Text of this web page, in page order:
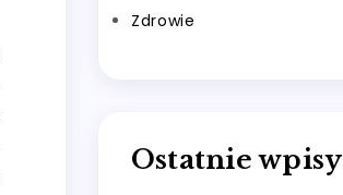
Zdrowie
Ostatnie wpisy